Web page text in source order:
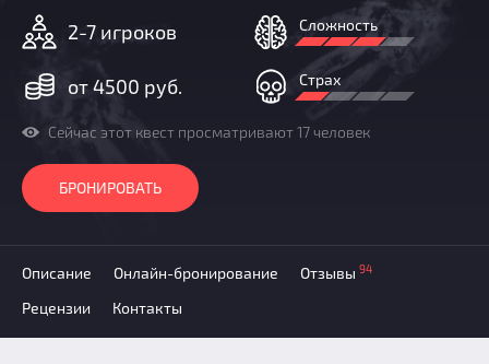
Новости
Добавить квест
Партнерам
2-7 игроков
от 4500 руб.
Сложность
Страх
Сейчас этот квест просматривают 17 человек
БРОНИРОВАТЬ
Описание Онлайн-бронирование Отзывы 94
Рецензии Контакты